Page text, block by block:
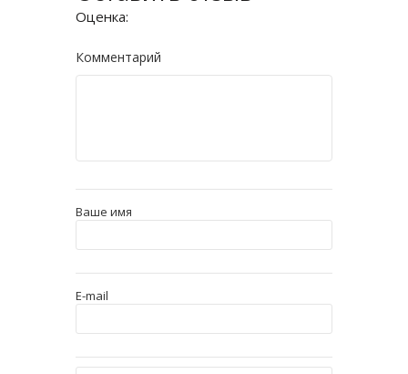
Оценка:
Комментарий
Ваше имя
E-mail